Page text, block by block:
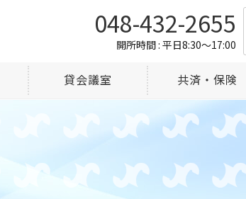
048-432-2655
開所時間 : 平日8:30～17:00
貸会議室 共済・保険